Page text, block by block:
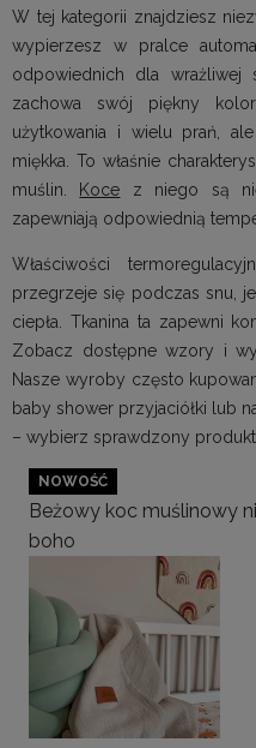
W tej kategorii znajdziesz
wypierzesz w pralce
odpowiednich dla wrażliwej
zachowa swój piękny
użytkowania i wielu prań,
miękka. To właśnie
muślin. Koce z niego są
zapewniają odpowiednią
Właściwości
przegrzeje się podczas snu,
ciepła. Tkanina ta zapewni
Zobacz dostępne wzory i
Nasze wyroby często
baby shower przyjaciółki lub
– wybierz sprawdzony
Beżowy koc muślinowy
boho
NOWOŚĆ